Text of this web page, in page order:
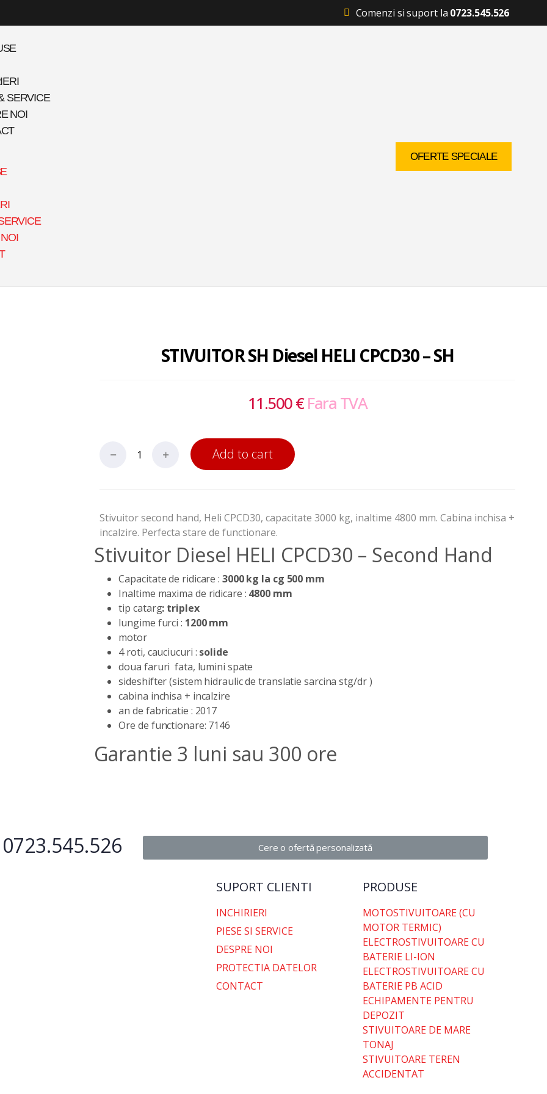
Comenzi si suport la 0723.545.526
SERVICE
NOI
OFERTE SPECIALE
STIVUITOR SH Diesel HELI CPCD30 – SH
11.500€Fara TVA
Add to cart
Stivuitor second hand, Heli CPCD30, capacitate 3000 kg, inaltime 4800 mm. Cabina inchisa +
incalzire. Perfecta stare de functionare.
Stivuitor Diesel HELI CPCD30 – Second Hand
Capacitate de ridicare : 3000 kg la cg 500 mm
Inaltime maxima de ridicare : 4800 mm
tip catarg: triplex
lungime furci : 1200 mm
motor
4 roti, cauciucuri : solide
doua faruri fata, lumini spate
sideshifter (sistem hidraulic de translatie sarcina stg/dr )
cabina inchisa + incalzire
an de fabricatie : 2017
Ore de functionare: 7146
Garantie 3 luni sau 300 ore
Cere o ofertă personalizată
SUPORT CLIENTI
INCHIRIERI
PIESE SI SERVICE
DESPRE NOI
PROTECTIA DATELOR
CONTACT
PRODUSE
MOTOSTIVUITOARE (CU
MOTOR TERMIC)
ELECTROSTIVUITOARE CU
BATERIE LI-ION
ELECTROSTIVUITOARE CU
BATERIE PB ACID
ECHIPAMENTE PENTRU
DEPOZIT
STIVUITOARE DE MARE
TONAJ
STIVUITOARE TEREN
ACCIDENTAT